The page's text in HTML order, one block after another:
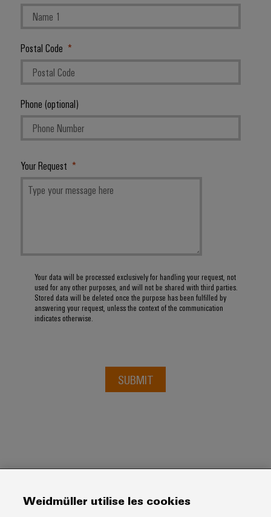
Postal Code
Phone (optional)
Your Request
Your data will be processed exclusively for handling your request, not
used for any other purposes, and will not be shared with third parties.
Stored data will be deleted once the purpose has been fulfilled by
answering your request, unless the context of the communication
indicates otherwise.
SUBMIT
Weidmuller Ltee.
Weidmüller utilise les cookies